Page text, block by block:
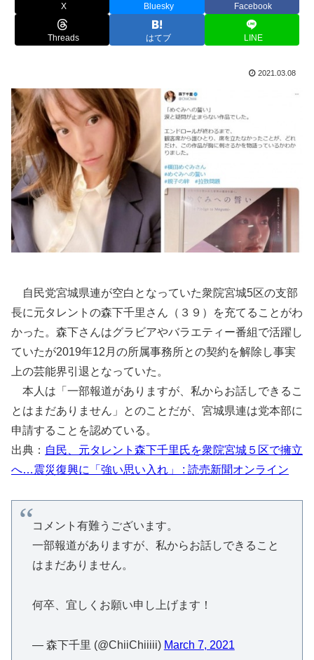
X Bluesky Facebook
Threads はてブ LINE
2021.03.08
自民党宮城県連が空白となっていた衆院宮城5区の支部
長に元タレントの森下千里さん（３９）を充てることがわ
かった。森下さんはグラビアやバラエティー番組で活躍し
ていたが2019年12月の所属事務所との契約を解除し事実
上の芸能界引退となっていた。
本人は「一部報道がありますが、私からお話しできるこ
とはまだありません」とのことだが、宮城県連は党本部に
申請することを認めている。
出典： 自民、元タレント森下千里氏を衆院宮城５区で擁立
へ…震災復興に「強い思い入れ」 : 読売新聞オンライン
コメント有難うございます。
一部報道がありますが、私からお話しできること
はまだありません。
何卒、宜しくお願い申し上げます！
— 森下千里 (@ChiiChiiiii) March 7, 2021